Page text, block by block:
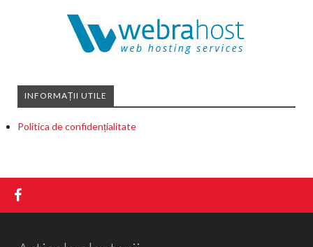
INFORMAȚII UTILE
Politica de confidențialitate